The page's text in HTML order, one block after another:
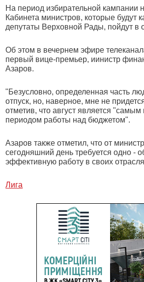
На период избирательной кампании
Кабинета министров, которые будут
депутаты Верховной Рады, пойдут в
Об этом в вечернем эфире
первый вице-премьер, иинистр
Азаров.
"Безусловно, определенная часть
отпуск, но, наверное, мне не
отметив, что август является
периодом работы над бюджетом".
Азаров также отметил, что от
сегодняшний день требуется одно -
эффективную работу в своих
Лига